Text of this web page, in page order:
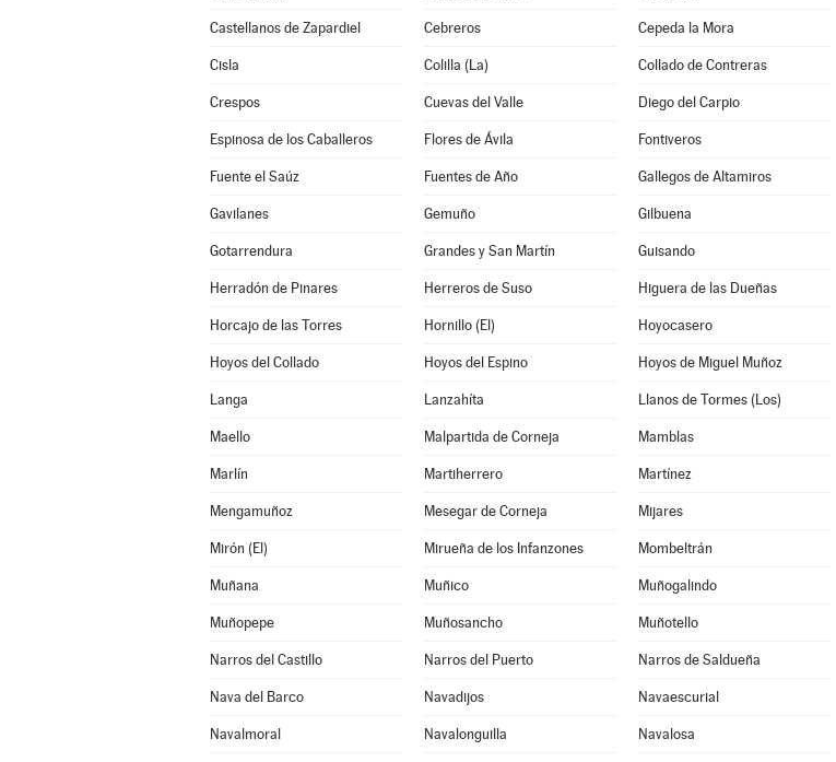
Castellanos de Zapardiel Cebreros Cepeda la Mora
Cisla Colilla (La) Collado de Contreras
Crespos Cuevas del Valle Diego del Carpio
Espinosa de los Caballeros Flores de Ávila Fontiveros
Fuente el Saúz Fuentes de Año Gallegos de Altamiros
Gavilanes Gemuño Gilbuena
Gotarrendura Grandes y San Martín Guisando
Herradón de Pinares Herreros de Suso Higuera de las Dueñas
Horcajo de las Torres Hornillo (El) Hoyocasero
Hoyos del Collado Hoyos del Espino Hoyos de Miguel Muñoz
Langa Lanzahíta Llanos de Tormes (Los)
Maello Malpartida de Corneja Mamblas
Marlín Martiherrero Martínez
Mengamuñoz Mesegar de Corneja Mijares
Mirón (El) Mirueña de los Infanzones Mombeltrán
Muñana Muñico Muñogalindo
Muñopepe Muñosancho Muñotello
Narros del Castillo Narros del Puerto Narros de Saldueña
Nava del Barco Navadijos Navaescurial
Navalmoral Navalonguilla Navalosa